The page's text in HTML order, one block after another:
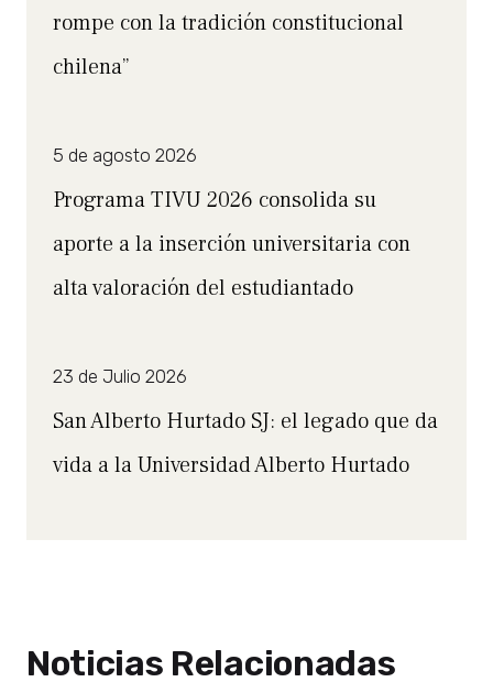
rompe con la tradición constitucional
chilena”
5 de agosto 2026
Programa TIVU 2026 consolida su
aporte a la inserción universitaria con
alta valoración del estudiantado
23 de Julio 2026
San Alberto Hurtado SJ: el legado que da
vida a la Universidad Alberto Hurtado
Noticias Relacionadas